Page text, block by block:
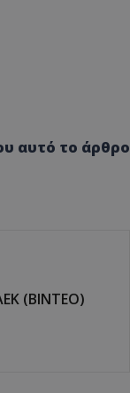
αυτό το άρθρο
(ΒΙΝΤΕΟ)